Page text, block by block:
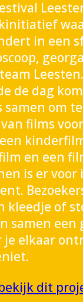
in een
Leesten.
de dag
samen om te
films
en een
is er voor
kleedje of
samen een
je elkaar
dit